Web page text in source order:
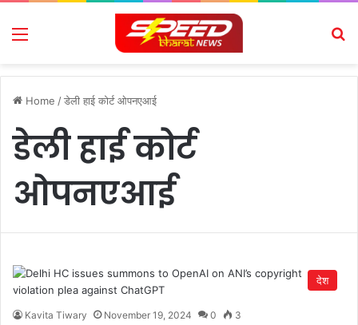
Menu
Home /डेली हाई कोर्ट ओपनएआई
डेली हाई कोर्ट
ओपनएआई
देश
Kavita Tiwary November 19, 2024 0 3